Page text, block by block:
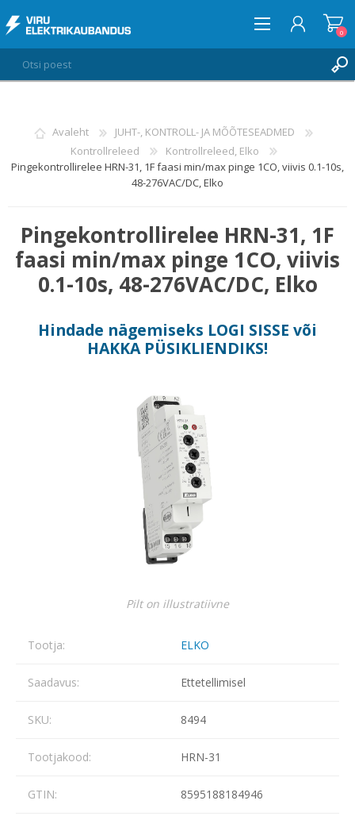
LOGI SISSE
SOOVIKORV 0
0
Avaleht
JUHT-, KONTROLL- JA MÕÕTESEADMED
Kontrollreleed
Kontrollreleed, Elko
Pingekontrollirelee HRN-31, 1F faasi min/max pinge 1CO, viivis 0.1-10s,
48-276VAC/DC, Elko
Pingekontrollirelee HRN-31, 1F
faasi min/max pinge 1CO, viivis
0.1-10s, 48-276VAC/DC, Elko
Hindade nägemiseks LOGI SISSE või
HAKKA PÜSIKLIENDIKS!
Pilt on illustratiivne
Tootja: ELKO
Saadavus: Ettetellimisel
SKU: 8494
Tootjakood: HRN-31
GTIN: 8595188184946